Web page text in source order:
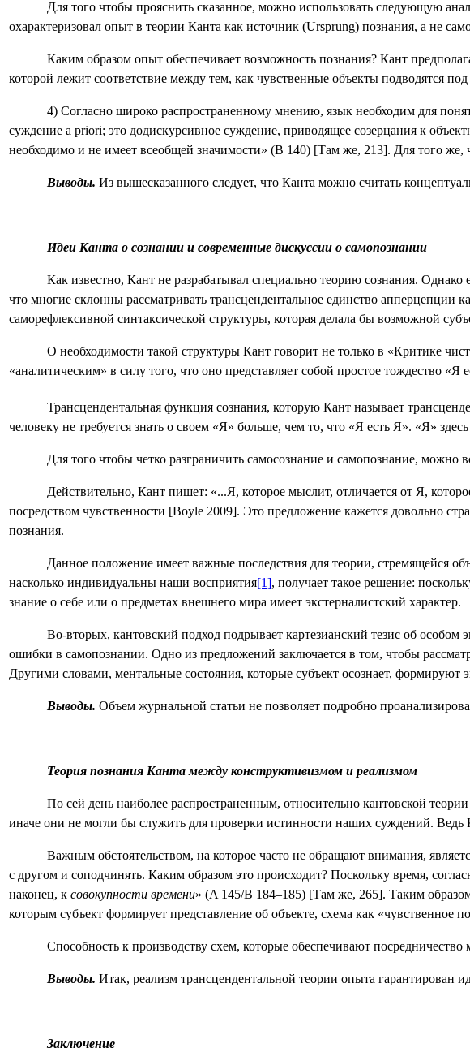
Для того чтобы прояснить сказанное, можно использовать следующую
охарактеризовал опыт в теории Канта как источник (Ursprung) познания, а не
Каким образом опыт обеспечивает возможность познания? Кант
которой лежит соответствие между тем, как чувственные объекты подводятся
4) Согласно широко распространенному мнению, язык необходим для
суждение a priori; это додискурсивное суждение, приводящее созерцания к
необходимо и не имеет всеобщей значимости» (В 140) [Там же, 213]. Для того
Выводы. Из вышесказанного следует, что Канта можно считать
Идеи Канта о сознании и современные дискуссии о самопознании
Как известно, Кант не разрабатывал специально теорию сознания.
что многие склонны рассматривать трансцендентальное единство апперцепции
саморефлексивной синтаксической структуры, которая делала бы возможной
О необходимости такой структуры Кант говорит не только в «Критике
«аналитическим» в силу того, что оно представляет собой простое тождество
Трансцендентальная функция сознания, которую Кант называет
человеку не требуется знать о своем «Я» больше, чем то, что «Я есть Я». «Я»
Для того чтобы четко разграничить самосознание и самопознание, можно
Действительно, Кант пишет: «...Я, которое мыслит, отличается от Я,
посредством чувственности [Boyle 2009]. Это предложение кажется довольно
познания.
Данное положение имеет важные последствия для теории, стремящейся
насколько индивидуальны наши восприятия[1], получает такое решение:
знание о себе или о предметах внешнего мира имеет экстерналистский характер.
Во-вторых, кантовский подход подрывает картезианский тезис об
ошибки в самопознании. Одно из предложений заключается в том, чтобы
Другими словами, ментальные состояния, которые субъект осознает,
Выводы. Объем журнальной статьи не позволяет подробно
Теория познания Канта между конструктивизмом и реализмом
По сей день наиболее распространенным, относительно кантовской
иначе они не могли бы служить для проверки истинности наших суждений. Ведь
Важным обстоятельством, на которое часто не обращают внимания,
с другом и соподчинять. Каким образом это происходит? Поскольку время,
наконец, к совокупности времени» (A 145/B 184–185) [Там же, 265]. Таким
которым субъект формирует представление об объекте, схема как «чувственное
Способность к производству схем, которые обеспечивают
Выводы. Итак, реализм трансцендентальной теории опыта гарантирован
Заключение